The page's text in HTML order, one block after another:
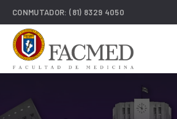
CONMUTADOR:(81) 8329 4050